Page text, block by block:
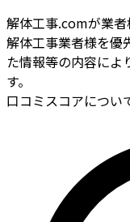
解体工事.comが業
解体工事業者様を優
た情報等の内容によ
す。
口コミスコアについ